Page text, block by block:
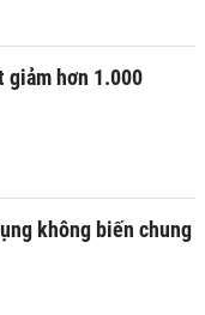
giảm hơn 1.000
không biến chung